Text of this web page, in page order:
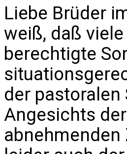
Liebe Brüder
weiß, daß
berechtigte
der
Angesichts
abnehmenden